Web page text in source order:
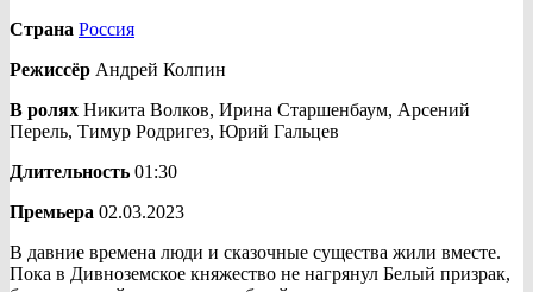
Страна Россия
Режиссёр Андрей Колпин
В ролях Никита Волков, Ирина Старшенбаум, Арсений
Перель, Тимур Родригез, Юрий Гальцев
Длительность 01:30
Премьера 02.03.2023
В давние времена люди и сказочные существа жили вместе.
Пока в Дивноземское княжество не нагрянул Белый призрак,